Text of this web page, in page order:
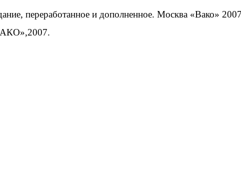
переработанное и дополненное. Москва «Вако»